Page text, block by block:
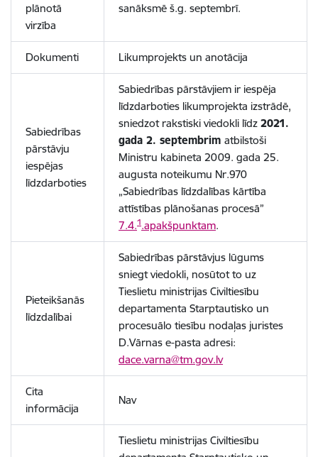
plānotā
virzība
sanāksmē š.g. septembrī.
Dokumenti Likumprojekts un anotācija
Sabiedrības
pārstāvju
iespējas
līdzdarboties
Sabiedrības pārstāvjiem ir iespēja
līdzdarboties likumprojekta izstrādē,
sniedzot rakstiski viedokli līdz 2021.
gada 2. septembrim atbilstoši
Ministru kabineta 2009. gada 25.
augusta noteikumu Nr.970
„Sabiedrības līdzdalības kārtība
attīstības plānošanas procesā”
7.4.1.apakšpunktam.
Pieteikšanās
līdzdalībai
Sabiedrības pārstāvjus lūgums
sniegt viedokli, nosūtot to uz
Tieslietu ministrijas Civiltiesību
departamenta Starptautisko un
procesuālo tiesību nodaļas juristes
D.Vārnas e-pasta adresi:
dace.varna@tm.gov.lv
Cita
informācija
Nav
Tieslietu ministrijas Civiltiesību